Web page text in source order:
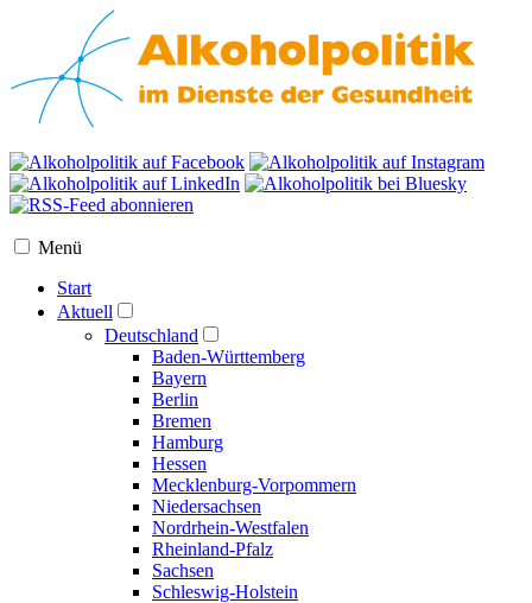
Menü
Start
Aktuell
Deutschland
Baden-Württemberg
Bayern
Berlin
Bremen
Hamburg
Hessen
Mecklenburg-Vorpommern
Niedersachsen
Nordrhein-Westfalen
Rheinland-Pfalz
Sachsen
Schleswig-Holstein